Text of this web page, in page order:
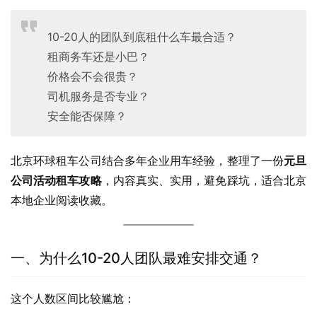
10-20人的团队到底租什么车最合适？
租商务车还是小巴？
价格会不会很贵？
司机服务是否专业？
安全能否保障？
北京环球租车公司结合多年企业用车经验，整理了一份元旦
公司活动租车攻略，内容真实、实用，避免踩坑，适合北京
本地企业阅读收藏。
一、为什么10-20人团队最难安排交通？
这个人数区间比较尴尬：